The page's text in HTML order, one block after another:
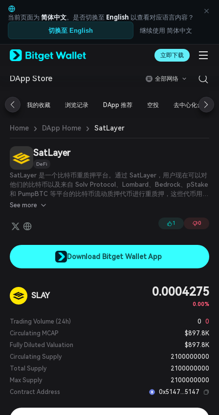
English
日本語
Tiếng Việt
Русский
Español (Latinoamérica)
Türkçe
Français
简体中文
繁體中文
Bahasa Indonesia
ภาษาไทย
العربية
বাংলা
Español
Português (Brasil)
Español (Argentina)
当前页面为 简体中文。是否切换至 English 以查看对应语言内容？
切换至 English 继续使用 简体中文
立即下载
DApp Store 全部网络
我的收藏 浏览记录 DApp 推荐 空投 去中心化金融
Home › DApp Home › SatLayer
SatLayer
DeFi
SatLayer 是一个比特币重质押平台。通过 SatLayer，用户现在可以对
他们的比特币以及来自 Solv Protocol、Lombard、Bedrock、pStake
和 PumpBTC 等平台的比特币流动质押代币进行重质押，这些代币用于
保障比特币验证服务（BVS）的安全。
借助比特币验证服务（BVS），可为任何类型的去中心化应用
（dApp）或协议提供安全保障，从根本上提升整个加密领域的安全
See more
1 0
Download Bitget Wallet App
SLAY 0.0004275
0.00%
Trading Volume (24h) 0
0
Circulating MCAP
$897.8K
Fully Diluted Valuation
$897.8K
Circulating Supply
2100000000
Total Supply
2100000000
Max Supply
2100000000
Contract Address
0x5147...5147